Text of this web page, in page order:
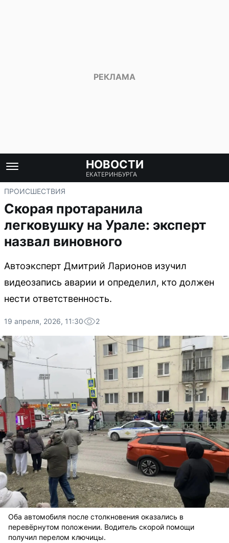
НОВОСТИ
ЕКАТЕРИНБУРГА
ПРОИСШЕСТВИЯ
Скорая протаранила
легковушку на Урале: эксперт
назвал виновного
Автоэксперт Дмитрий Ларионов изучил
видеозапись аварии и определил, кто должен
нести ответственность.
19 апреля, 2026, 11:30 2
Оба автомобиля после столкновения оказались в
перевёрнутом положении. Водитель скорой помощи
получил перелом ключицы.